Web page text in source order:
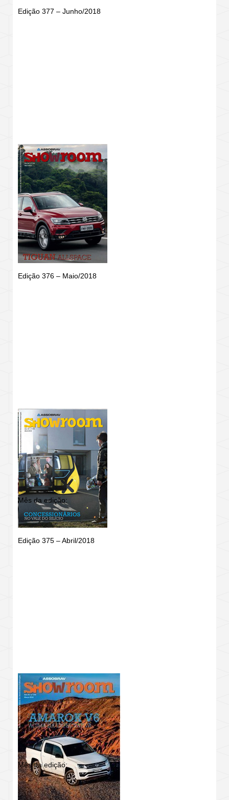
Edição 377 – Junho/2018
Edição 376 – Maio/2018
Mês da edição:
Edição 375 – Abril/2018
Mês da edição:
Mês da edição: